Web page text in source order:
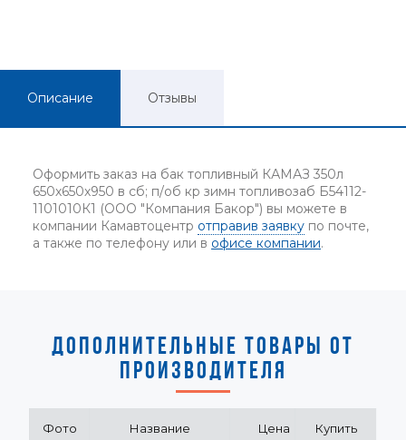
Описание Отзывы
Оформить заказ на бак топливный КАМАЗ 350л
650х650х950 в сб; п/об кр зимн топливозаб Б54112-
1101010К1 (ООО "Компания Бакор") вы можете в
компании Камавтоцентр отправив заявку по почте,
а также по телефону или в офисе компании.
ДОПОЛНИТЕЛЬНЫЕ ТОВАРЫ ОТ
ПРОИЗВОДИТЕЛЯ
Фото Название Цена Купить